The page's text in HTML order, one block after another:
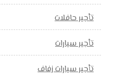
تأجير حافلات
تأجير سيارات
تأجير سيارات زفاف